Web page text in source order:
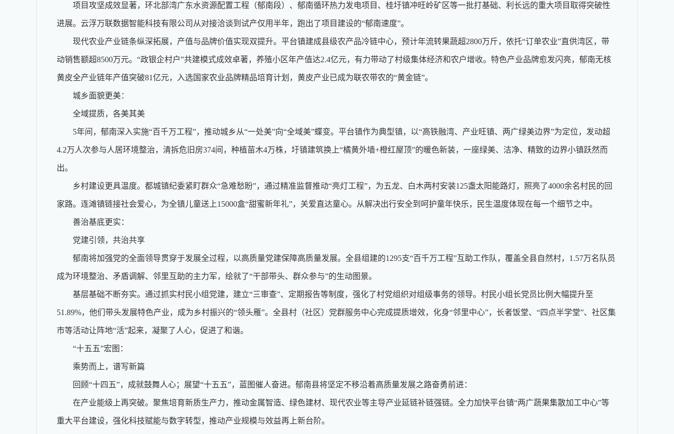
项目攻坚成效显著，环北部湾广东水资源配置工程（郁南段）、郁南循环热力发电项目、桂圩镇冲旺岭矿区等一批打基础、利长远的重大项目取得突破性
进展。云浮万联数据智能科技有限公司从对接洽谈到试产仅用半年，跑出了项目建设的“郁南速度”。
现代农业产业链条纵深拓展，产值与品牌价值实现双提升。平台镇建成县级农产品冷链中心，预计年流转果蔬超2800万斤，依托“订单农业”直供湾区，带
动销售额超8500万元。“政银企村户”共建模式成效卓著，养殖小区年产值达2.4亿元，有力带动了村级集体经济和农户增收。特色产业品牌愈发闪亮，郁南无核
黄皮全产业链年产值突破81亿元，入选国家农业品牌精品培育计划，黄皮产业已成为联农带农的“黄金链”。
城乡面貌更美：
全域提质，各美其美
5年间，郁南深入实施“百千万工程”，推动城乡从“一处美”向“全域美”蝶变。平台镇作为典型镇，以“高铁融湾、产业旺镇、两广绿美边界”为定位，发动超
4.2万人次参与人居环境整治，清拆危旧房374间，种植苗木4万株，圩镇建筑换上“橘黄外墙+橙红屋顶”的暖色新装，一座绿美、洁净、精致的边界小镇跃然而
出。
乡村建设更具温度。都城镇纪委紧盯群众“急难愁盼”，通过精准监督推动“亮灯工程”，为五龙、白木两村安装125盏太阳能路灯，照亮了4000余名村民的回
家路。连滩镇链接社会爱心，为全镇儿童送上15000盒“甜蜜新年礼”，关爱直达童心。从解决出行安全到呵护童年快乐，民生温度体现在每一个细节之中。
善治基底更实：
党建引领，共治共享
郁南将加强党的全面领导贯穿于发展全过程，以高质量党建保障高质量发展。全县组建的1295支“百千万工程”互助工作队，覆盖全县自然村，1.57万名队员
成为环境整治、矛盾调解、邻里互助的主力军，绘就了“干部带头、群众参与”的生动图景。
基层基础不断夯实。通过抓实村民小组党建，建立“三审查”、定期报告等制度，强化了村党组织对组级事务的领导。村民小组长党员比例大幅提升至
51.89%，他们带头发展特色产业，成为乡村振兴的“领头雁”。全县村（社区）党群服务中心完成提质增效，化身“邻里中心”，长者饭堂、“四点半学堂”、社区集
市等活动让阵地“活”起来，凝聚了人心，促进了和谐。
“十五五”宏图：
乘势而上，谱写新篇
回顾“十四五”，成就鼓舞人心；展望“十五五”，蓝图催人奋进。郁南县将坚定不移沿着高质量发展之路奋勇前进：
在产业能级上再突破。聚焦培育新质生产力，推动金属智造、绿色建材、现代农业等主导产业延链补链强链。全力加快平台镇“两广蔬果集散加工中心”等
重大平台建设，强化科技赋能与数字转型，推动产业规模与效益再上新台阶。